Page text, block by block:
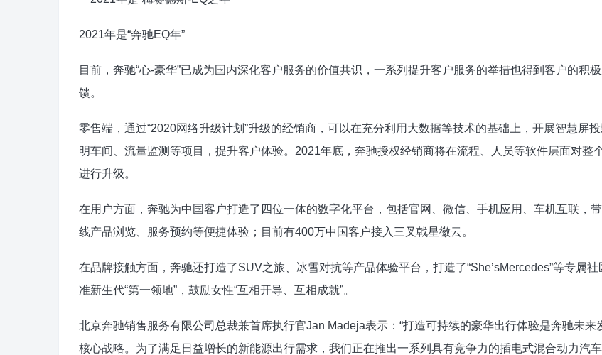
2021年是“奔驰EQ年”
目前，奔驰“心-豪华”已成为国内深化客户服务的价值共识，一系列提升客户服务的举措也得到客户的积极
馈。
零售端，通过“2020网络升级计划”升级的经销商，可以在充分利用大数据等技术的基础上，开展智慧屏
明车间、流量监测等项目，提升客户体验。2021年底，奔驰授权经销商将在流程、人员等软件层面对整
进行升级。
在用户方面，奔驰为中国客户打造了四位一体的数字化平台，包括官网、微信、手机应用、车机互联，
线产品浏览、服务预约等便捷体验；目前有400万中国客户接入三叉戟星徽云。
在品牌接触方面，奔驰还打造了SUV之旅、冰雪对抗等产品体验平台，打造了“She’sMercedes”等专属社
准新生代“第一领地”，鼓励女性“互相开导、互相成就”。
北京奔驰销售服务有限公司总裁兼首席执行官Jan Madeja表示：“打造可持续的豪华出行体验是奔驰未来
核心战略。为了满足日益增长的新能源出行需求，我们正在推出一系列具有竞争力的插电式混合动力汽